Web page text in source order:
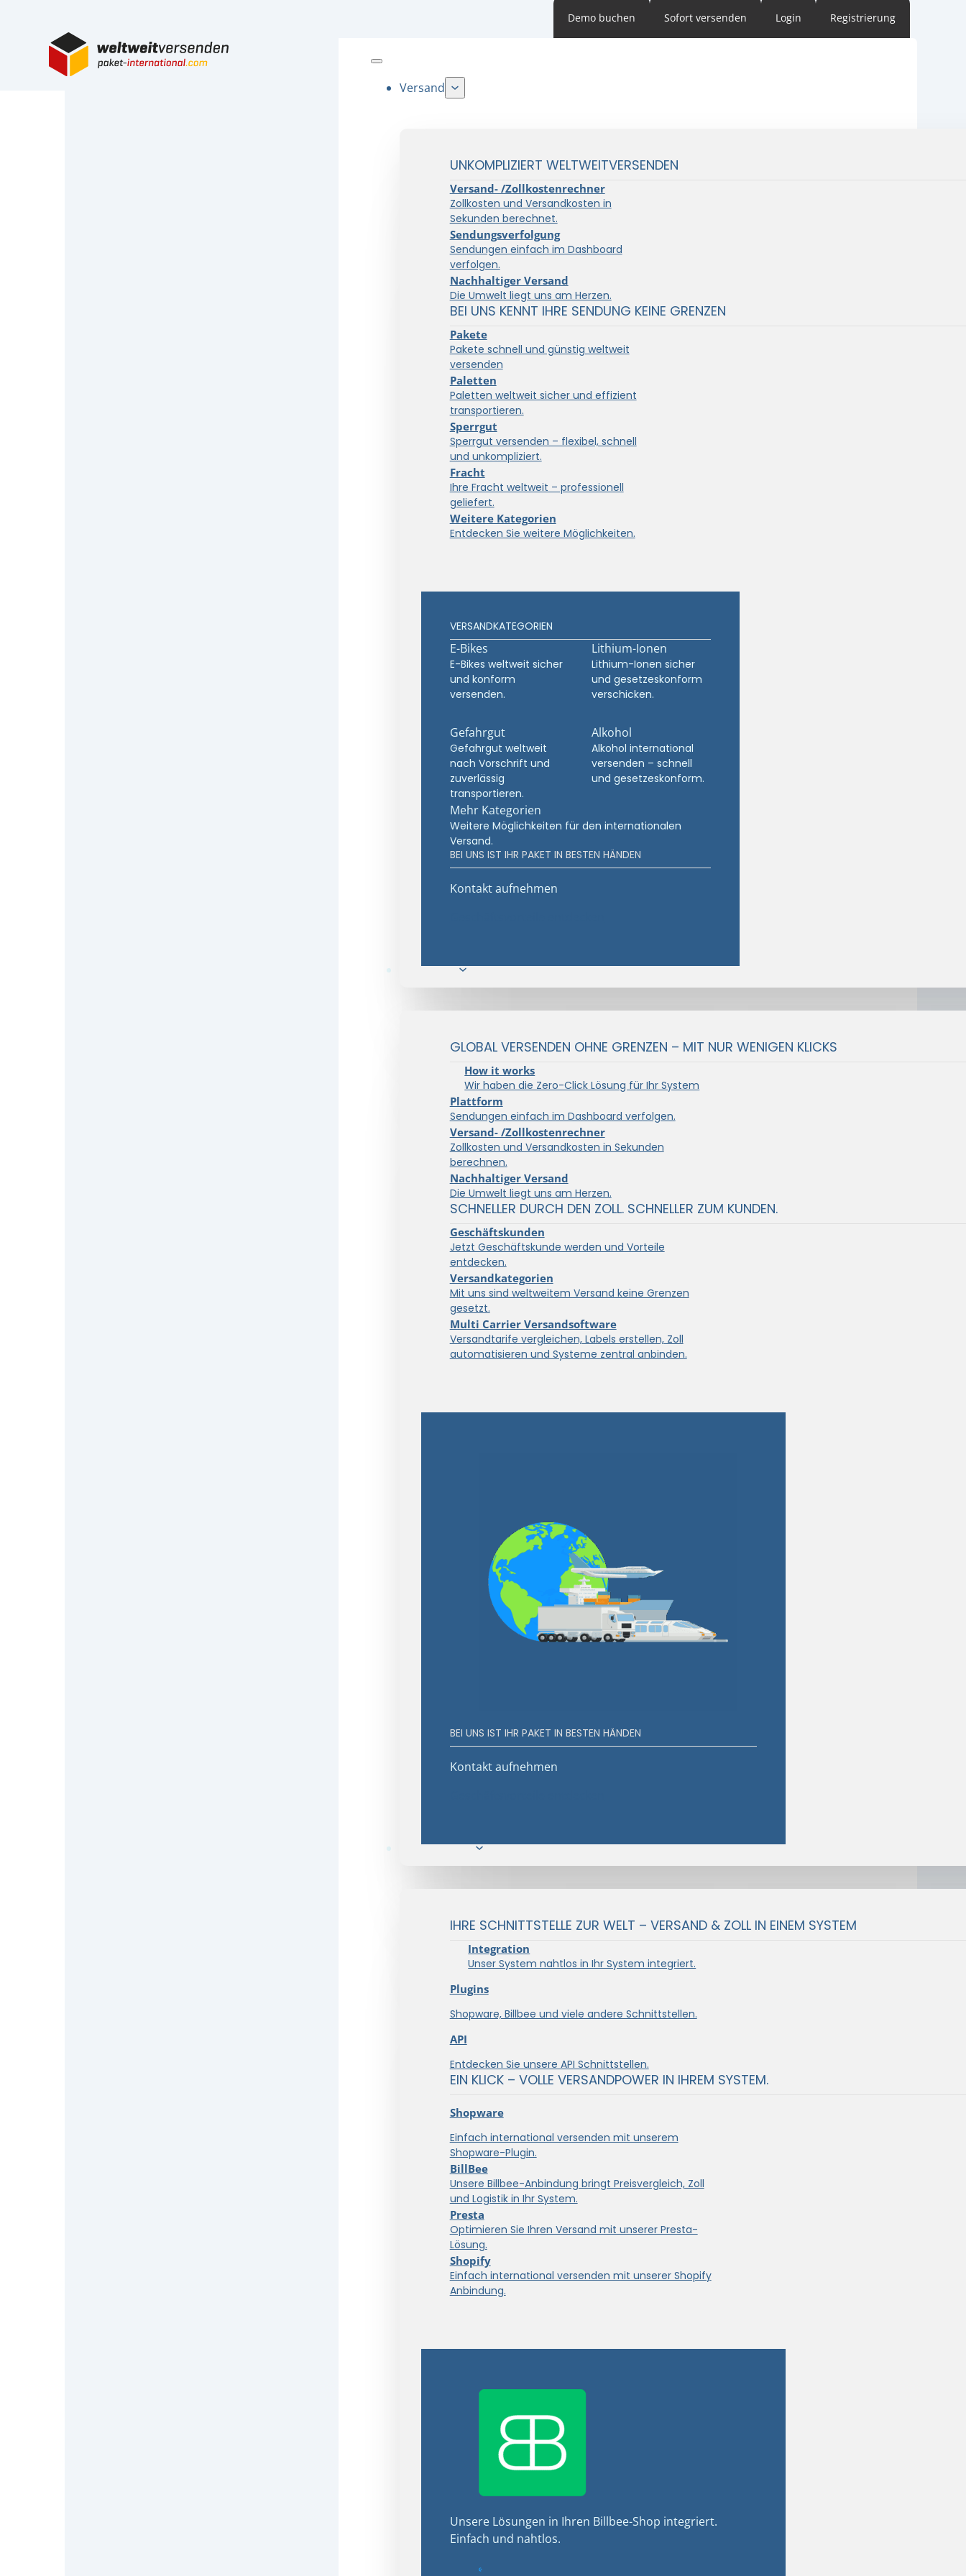
Versand
UNKOMPLIZIERT WELTWEITVERSENDEN
Versand- /Zollkostenrechner
Zollkosten und Versandkosten in
Sekunden berechnet.
Sendungsverfolgung
Sendungen einfach im Dashboard
verfolgen.
Nachhaltiger Versand
Die Umwelt liegt uns am Herzen.
BEI UNS KENNT IHRE SENDUNG KEINE GRENZEN
Pakete
Pakete schnell und günstig weltweit
versenden
Paletten
Paletten weltweit sicher und effizient
transportieren.
Sperrgut
Sperrgut versenden – flexibel, schnell
und unkompliziert.
Fracht
Ihre Fracht weltweit – professionell
geliefert.
Weitere Kategorien
Entdecken Sie weitere Möglichkeiten.
VERSANDKATEGORIEN
E-Bikes
E-Bikes weltweit sicher
und konform
versenden.
Lithium-Ionen
Lithium-Ionen sicher
und gesetzeskonform
verschicken.
Gefahrgut
Gefahrgut weltweit
nach Vorschrift und
zuverlässig
transportieren.
Alkohol
Alkohol international
versenden – schnell
und gesetzeskonform.
Mehr Kategorien
Weitere Möglichkeiten für den internationalen
Versand.
BEI UNS IST IHR PAKET IN BESTEN HÄNDEN
Kontakt aufnehmen
Lösungen
GLOBAL VERSENDEN OHNE GRENZEN – MIT NUR WENIGEN KLICKS
How it works
Wir haben die Zero-Click Lösung für Ihr System
Plattform
Sendungen einfach im Dashboard verfolgen.
Versand- /Zollkostenrechner
Zollkosten und Versandkosten in Sekunden
berechnen.
Nachhaltiger Versand
Die Umwelt liegt uns am Herzen.
SCHNELLER DURCH DEN ZOLL. SCHNELLER ZUM KUNDEN.
Geschäftskunden
Jetzt Geschäftskunde werden und Vorteile
entdecken.
Versandkategorien
Mit uns sind weltweitem Versand keine Grenzen
gesetzt.
Multi Carrier Versandsoftware
Versandtarife vergleichen, Labels erstellen, Zoll
automatisieren und Systeme zentral anbinden.
BEI UNS IST IHR PAKET IN BESTEN HÄNDEN
Kontakt aufnehmen
E-Commerce
IHRE SCHNITTSTELLE ZUR WELT – VERSAND & ZOLL IN EINEM SYSTEM
Integration
Unser System nahtlos in Ihr System integriert.
Plugins
Shopware, Billbee und viele andere Schnittstellen.
API
Entdecken Sie unsere API Schnittstellen.
EIN KLICK – VOLLE VERSANDPOWER IN IHREM SYSTEM.
Shopware
Einfach international versenden mit unserem
Shopware-Plugin.
BillBee
Unsere Billbee-Anbindung bringt Preisvergleich, Zoll
und Logistik in Ihr System.
Presta
Optimieren Sie Ihren Versand mit unserer Presta-
Lösung.
Shopify
Einfach international versenden mit unserer Shopify
Anbindung.
Unsere Lösungen in Ihren Billbee-Shop integriert.
Einfach und nahtlos.
Demo buchen Sofort versenden Login Registrierung